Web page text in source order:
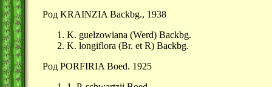
Род KRAINZIA Backbg., 1938
K. guelzowiana (Werd) Backbg.
K. longiflora (Br. et R) Backbg.
Род PORFIRIA Boed. 1925